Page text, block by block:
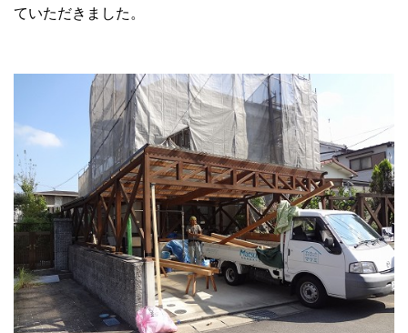
ていただきました。